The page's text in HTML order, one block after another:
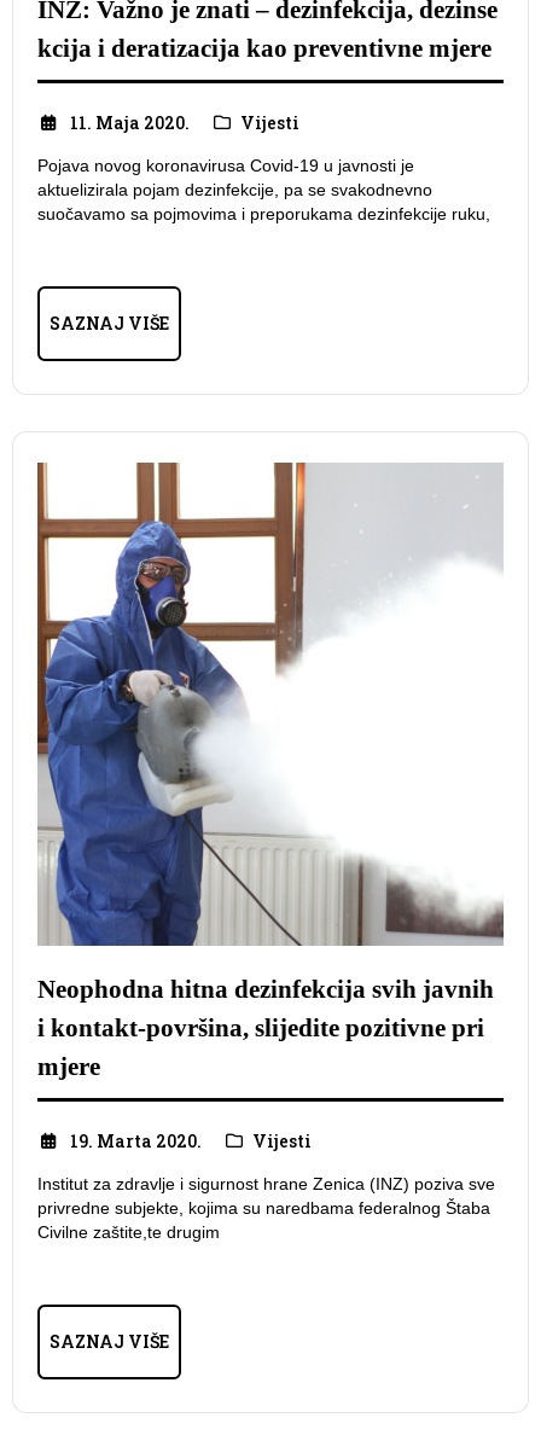
INZ: Važno je znati – dezinfekcija, dezinse
kcija i deratizacija kao preventivne mjere
11. Maja 2020. Vijesti
Pojava novog koronavirusa Covid-19 u javnosti je
aktuelizirala pojam dezinfekcije, pa se svakodnevno
suočavamo sa pojmovima i preporukama dezinfekcije ruku,
SAZNAJ VIŠE
Neophodna hitna dezinfekcija svih javnih
i kontakt-površina, slijedite pozitivne pri
mjere
19. Marta 2020. Vijesti
Institut za zdravlje i sigurnost hrane Zenica (INZ) poziva sve
privredne subjekte, kojima su naredbama federalnog Štaba
Civilne zaštite,te drugim
SAZNAJ VIŠE